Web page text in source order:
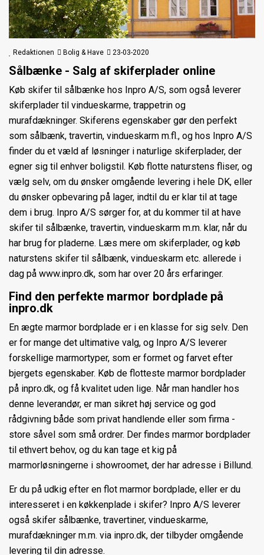
Redaktionen Bolig & Have 23-03-2020
Sålbænke - Salg af skiferplader online
Køb skifer til sålbænke hos Inpro A/S, som også leverer
skiferplader til vindueskarme, trappetrin og
murafdækninger. Skiferens egenskaber gør den perfekt
som sålbænk, travertin, vindueskarm m.fl., og hos Inpro A/S
finder du et væld af løsninger i naturlige skiferplader, der
egner sig til enhver boligstil. Køb flotte naturstens fliser, og
vælg selv, om du ønsker omgående levering i hele DK, eller
du ønsker opbevaring på lager, indtil du er klar til at tage
dem i brug. Inpro A/S sørger for, at du kommer til at have
skifer til sålbænke, travertin, vindueskarm m.m. klar, når du
har brug for pladerne. Læs mere om skiferplader, og køb
naturstens skifer til sålbænk, vindueskarm etc. allerede i
dag på www.inpro.dk, som har over 20 års erfaringer.
Find den perfekte marmor bordplade på
inpro.dk
En ægte marmor bordplade er i en klasse for sig selv. Den
er for mange det ultimative valg, og Inpro A/S leverer
forskellige marmortyper, som er formet og farvet efter
bjergets egenskaber. Køb de flotteste marmor bordplader
på inpro.dk, og få kvalitet uden lige. Når man handler hos
denne leverandør, er man sikret høj service og god
rådgivning både som privat handlende eller som firma -
store såvel som små ordrer. Der findes marmor bordplader
til ethvert behov, og du kan tage et kig på
marmorløsningerne i showroomet, der har adresse i Billund.
Er du på udkig efter en flot marmor bordplade, eller er du
interesseret i en køkkenplade i skifer? Inpro A/S leverer
også skifer sålbænke, travertiner, vindueskarme,
murafdækninger m.m. via inpro.dk, der tilbyder omgående
levering til din adresse.